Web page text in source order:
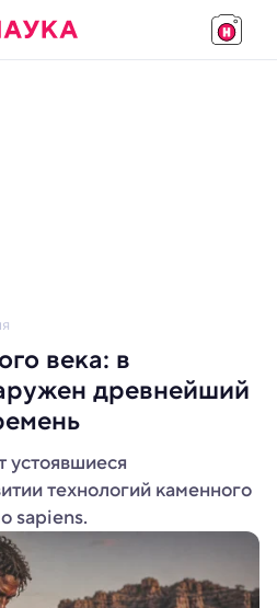
века: в
древнейший
устоявшиеся
технологий каменного
sapiens.